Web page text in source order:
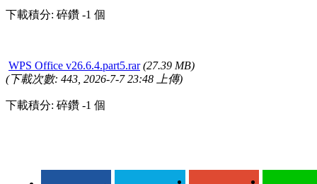
下載積分: 碎鑽 -1 個
WPS Office v26.6.4.part5.rar (27.39 MB)
(下載次數: 443, 2026-7-7 23:48 上傳)
下載積分: 碎鑽 -1 個